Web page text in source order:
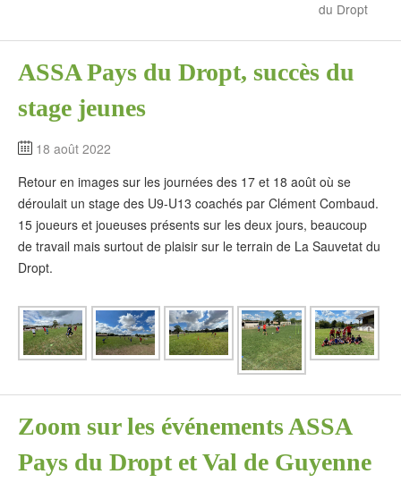
du Dropt
ASSA Pays du Dropt, succès du
stage jeunes
18 août 2022
Retour en images sur les journées des 17 et 18 août où se
déroulait un stage des U9-U13 coachés par Clément Combaud.
15 joueurs et joueuses présents sur les deux jours, beaucoup
de travail mais surtout de plaisir sur le terrain de La Sauvetat du
Dropt.
Zoom sur les événements ASSA
Pays du Dropt et Val de Guyenne